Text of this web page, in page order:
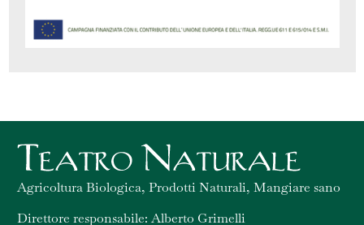
Agricoltura Biologica, Prodotti Naturali, Mangiare sano
Direttore responsabile: Alberto Grimelli